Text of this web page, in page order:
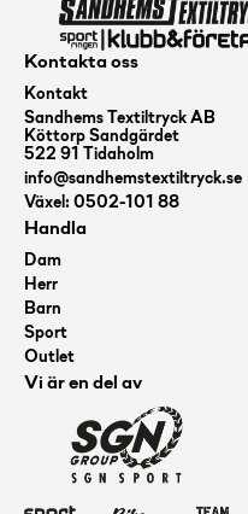
Kontakta oss
Kontakt
Sandhems Textiltryck AB
Köttorp Sandgärdet
522 91 Tidaholm
info@sandhemstextiltryck.se
Växel: 0502-101 88
Handla
Dam
Herr
Barn
Sport
Outlet
Vi är en del av